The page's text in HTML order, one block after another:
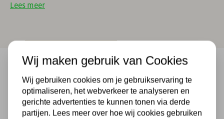
Lees meer
Achteraf betalen & 14 dagen bedenktijd
Betaal veilig in termijnen en geniet van 14 dagen
bedenktijd
Wij maken gebruik van Cookies
Wij gebruiken cookies om je gebruikservaring te
optimaliseren, het webverkeer te analyseren en
gerichte advertenties te kunnen tonen via derde
partijen. Lees meer over hoe wij cookies gebruiken